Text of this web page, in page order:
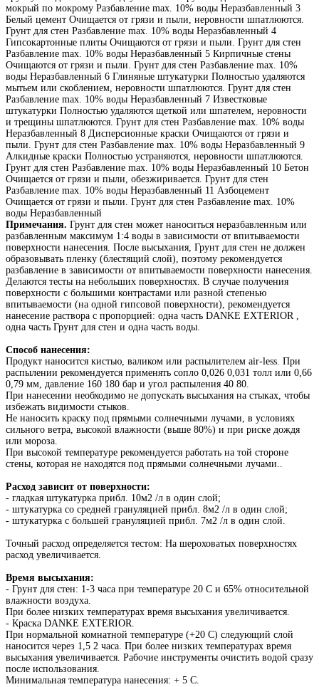
мокрый по мокрому Разбавление max. 10% воды Неразбавленный 3
Белый цемент Очищается от грязи и пыли, неровности шпатлюются.
Грунт для стен Разбавление max. 10% воды Неразбавленный 4
Гипсокартонные плиты Очищаются от грязи и пыли. Грунт для стен
Разбавление max. 10% воды Неразбавленный 5 Кирпичные стены
Очищаются от грязи и пыли. Грунт для стен Разбавление max. 10%
воды Неразбавленный 6 Глиняные штукатурки Полностью удаляются
мытьем или скоблением, неровности шпатлюются. Грунт для стен
Разбавление max. 10% воды Неразбавленный 7 Известковые
штукатурки Полностью удаляются щеткой или шпателем, неровности
и трещины шпатлюются. Грунт для стен Разбавление max. 10% воды
Неразбавленный 8 Дисперсионные краски Очищаются от грязи и
пыли. Грунт для стен Разбавление max. 10% воды Неразбавленный 9
Алкидные краски Полностью устраняются, неровности шпатлюются.
Грунт для стен Разбавление max. 10% воды Неразбавленный 10 Бетон
Очищается от грязи и пыли, обезжиривается. Грунт для стен
Разбавление max. 10% воды Неразбавленный 11 Азбоцемент
Очищается от грязи и пыли. Грунт для стен Разбавление max. 10%
воды Неразбавленный
Примечания. Грунт для стен может наноситься неразбавленным или
разбавленным максимум 1:4 воды в зависимости от впитываемости
поверхности нанесения. После высыхания, Грунт для стен не должен
образовывать пленку (блестящий слой), поэтому рекомендуется
разбавление в зависимости от впитываемости поверхности нанесения.
Делаются тесты на небольших поверхностях. В случае получения
поверхности с большими контрастами или разной степенью
впитываемости (на одной гипсовой поверхности), рекомендуется
нанесение раствора с пропорцией: одна часть DANKE EXTERIOR ,
одна часть Грунт для стен и одна часть воды.
Способ нанесения:
Продукт наносится кистью, валиком или распылителем air-less. При
распылении рекомендуется применять сопло 0,026 0,031 толл или 0,66
0,79 мм, давление 160 180 бар и угол распыления 40 80.
При нанесении необходимо не допускать высыхания на стыках, чтобы
избежать видимости стыков.
Не наносить краску под прямыми солнечными лучами, в условиях
сильного ветра, высокой влажности (выше 80%) и при риске дождя
или мороза.
При высокой температуре рекомендуется работать на той стороне
стены, которая не находятся под прямыми солнечными лучами..
Расход зависит от поверхности:
- гладкая штукатурка прибл. 10м2 /л в один слой;
- штукатурка со средней грануляцией прибл. 8м2 /л в один слой;
- штукатурка с большей грануляцией прибл. 7м2 /л в один слой.
Точный расход определяется тестом: На шероховатых поверхностях
расход увеличивается.
Время высыхания:
- Грунт для стен: 1-3 часа при температуре 20 C и 65% относительной
влажности воздуха.
При более низких температурах время высыхания увеличивается.
- Краска DANKE EXTERIOR.
При нормальной комнатной температуре (+20 C) следующий слой
наносится через 1,5 2 часа. При более низких температурах время
высыхания увеличивается. Рабочие инструменты очистить водой сразу
после использования.
Минимальная температура нанесения: + 5 C.